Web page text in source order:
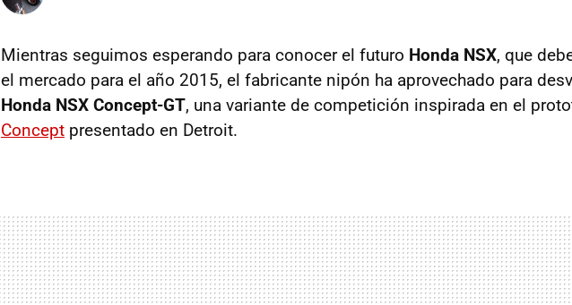
Mientras seguimos esperando para conocer el futuro Honda NSX, que
el mercado para el año 2015, el fabricante nipón ha aprovechado para
Honda NSX Concept-GT, una variante de competición inspirada en el
Concept presentado en Detroit.